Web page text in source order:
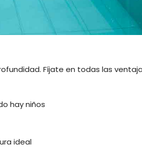
Fíjate en todas las
hay niños
ideal